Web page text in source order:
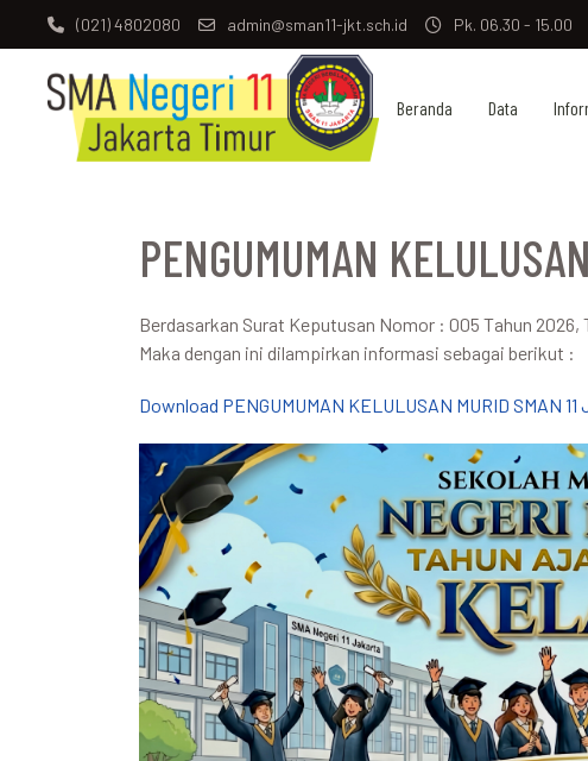
(021) 4802080 admin@sman11-jkt.sch.id Pk. 06.30 - 15.00
Beranda Data
PENGUMUMAN
Berdasarkan Surat Keputusan Nomor : 005 Tahun 2026,
Maka dengan ini dilampirkan informasi sebagai berikut :
Download PENGUMUMAN KELULUSAN MURID SMAN